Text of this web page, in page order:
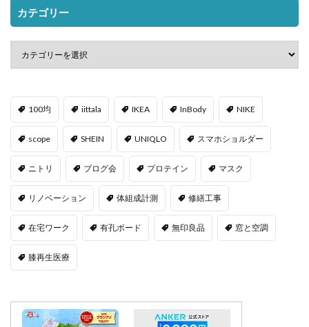
カテゴリー
100均 iittala IKEA InBody NIKE
scope SHEIN UNIQLO スマホショルダー
ニトリ ブログ会 プロテイン マスク
リノベーション 体組成計測 修繕工事
在宅ワーク 有孔ボード 無印良品 窓と空調
膝再生医療